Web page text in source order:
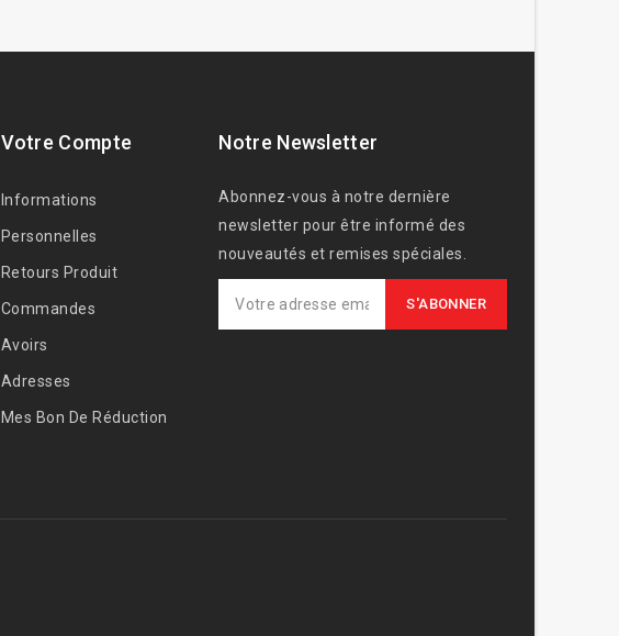
Votre Compte
Informations
Personnelles
Retours Produit
Commandes
Avoirs
Adresses
Mes Bon De Réduction
Notre Newsletter
Abonnez-vous à notre dernière
newsletter pour être informé des
nouveautés et remises spéciales.